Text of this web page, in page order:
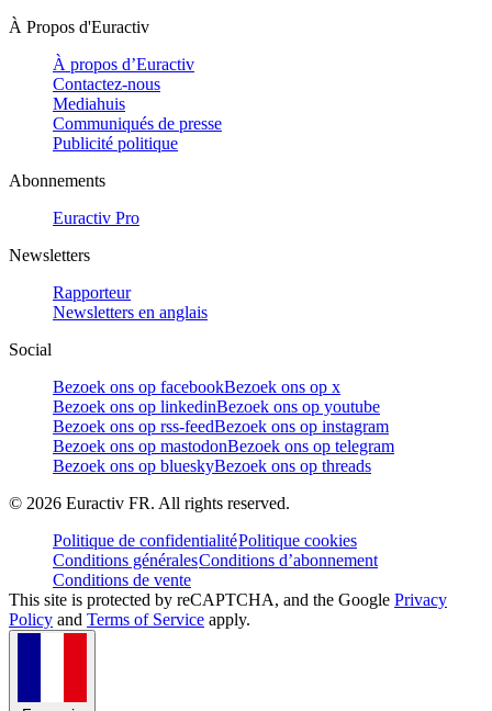
À Propos d'Euractiv
À propos d’Euractiv
Contactez-nous
Mediahuis
Communiqués de presse
Publicité politique
Abonnements
Euractiv Pro
Newsletters
Rapporteur
Newsletters en anglais
Social
Bezoek ons op facebookBezoek ons op x
Bezoek ons op linkedinBezoek ons op youtube
Bezoek ons op rss-feedBezoek ons op instagram
Bezoek ons op mastodonBezoek ons op telegram
Bezoek ons op blueskyBezoek ons op threads
© 2026 Euractiv FR. All rights reserved.
Politique de confidentialitéPolitique cookies
Conditions généralesConditions d’abonnement
Conditions de vente
This site is protected by reCAPTCHA, and the Google Privacy
Policy and Terms of Service apply.